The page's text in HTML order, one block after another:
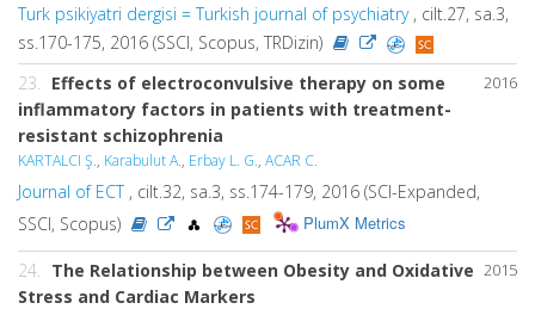
Turk psikiyatri dergisi = Turkish journal of psychiatry, cilt.27, sa.3,
ss.170-175, 2016 (SSCI, Scopus, TRDizin)
2016
23.
Effects of electroconvulsive therapy on some
inflammatory factors in patients with treatment-
resistant schizophrenia
KARTALCI Ş., Karabulut A., Erbay L. G., ACAR C.
Journal of ECT, cilt.32, sa.3, ss.174-179, 2016 (SCI-Expanded,
SSCI, Scopus)
PlumX Metrics
2015
24.
The Relationship between Obesity and Oxidative
Stress and Cardiac Markers